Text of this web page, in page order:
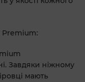
Premium:
Завдяки ніжному
мають